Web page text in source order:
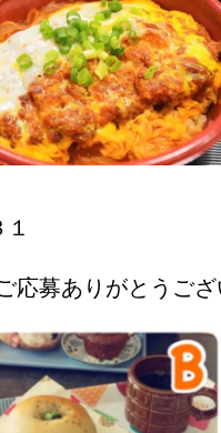
応募ありがとうござ